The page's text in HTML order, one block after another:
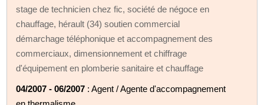
stage de technicien chez fic, société de négoce en
chauffage, hérault (34) soutien commercial
démarchage téléphonique et accompagnement des
commerciaux, dimensionnement et chiffrage
d'équipement en plomberie sanitaire et chauffage
04/2007 - 06/2007 : Agent / Agente d'accompagnement